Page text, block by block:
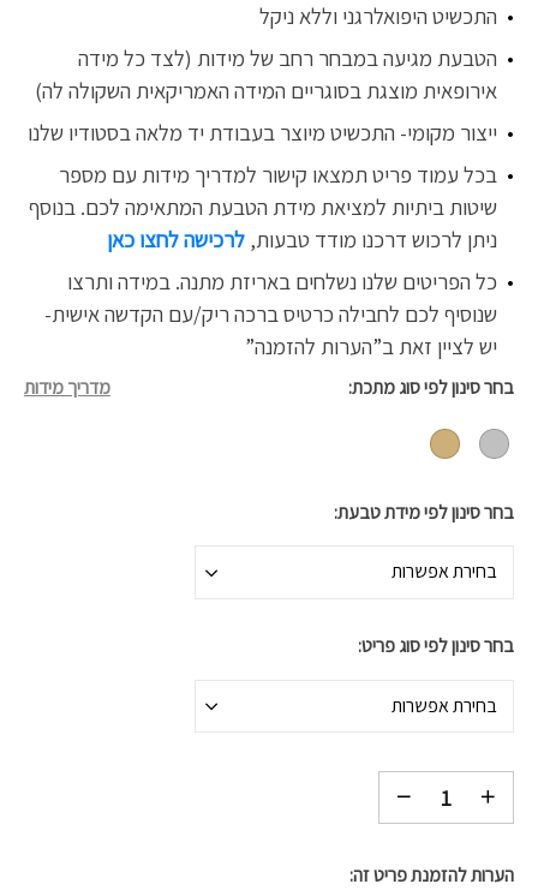
התכשיט היפואלרגני וללא ניקל
הטבעת מגיעה במבחר רחב של מידות (לצד כל מידה
אירופאית מוצגת בסוגריים המידה האמריקאית השקולה לה)
ייצור מקומי- התכשיט מיוצר בעבודת יד מלאה בסטודיו שלנו
בכל עמוד פריט תמצאו קישור למדריך מידות עם מספר
שיטות ביתיות למציאת מידת הטבעת המתאימה לכם. בנוסף
ניתן לרכוש דרכנו מודד טבעות, לרכישה לחצו כאן
כל הפריטים שלנו נשלחים באריזת מתנה. במידה ותרצו
שנוסיף לכם לחבילה כרטיס ברכה ריק/עם הקדשה אישית-
יש לציין זאת ב”הערות להזמנה”
בחר סינון לפי סוג מתכת מדריך מידות
בחר סינון לפי מידת טבעת
בחירת אפשרות
בחר סינון לפי סוג פריט
בחירת אפשרות
הערות להזמנת פריט זה: